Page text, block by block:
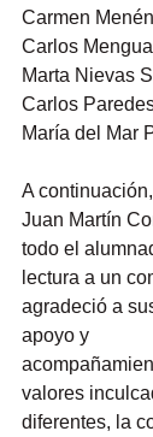
Carmen
Carlos
Marta Nievas
Carlos
María del Mar
A
Juan Martín
todo el
lectura a un
agradeció a
apoyo y
valores
diferentes, la